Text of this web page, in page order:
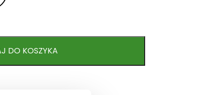
DO KOSZYKA